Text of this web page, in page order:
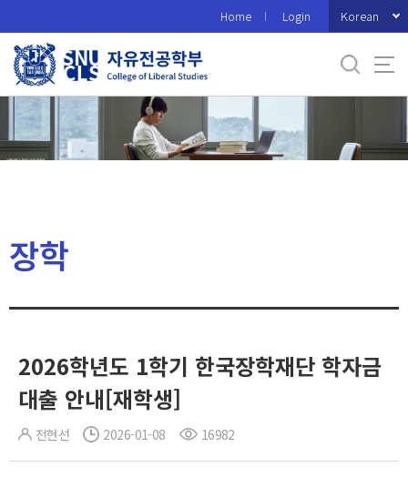
로
메
Home Login Korean
장학
2026학년도 1학기 한국장학재단 학자금
대출 안내[재학생]
전현선 2026-01-08 16982